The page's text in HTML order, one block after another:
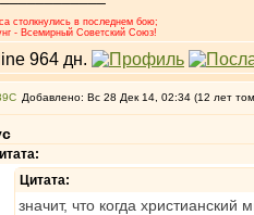
столкнулись в последнем бою;
- Всемирный Советский Союз!
Добавлено: Вс 28 Дек 14, 02:34 (12 лет
Цитата:
значит, что когда